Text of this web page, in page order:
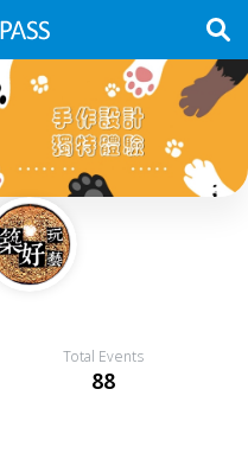
Total Events
88